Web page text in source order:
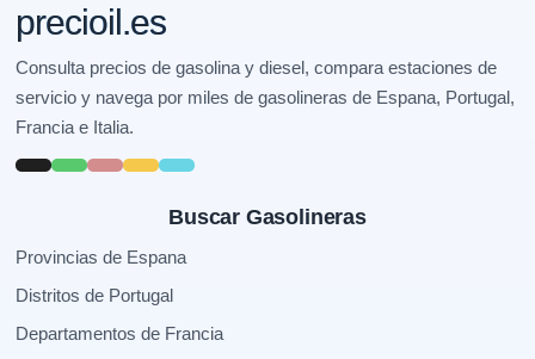
precioil.es
Consulta precios de gasolina y diesel, compara estaciones de
servicio y navega por miles de gasolineras de Espana, Portugal,
Francia e Italia.
Buscar Gasolineras
Provincias de Espana
Distritos de Portugal
Departamentos de Francia